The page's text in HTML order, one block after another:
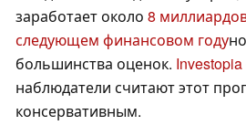
заработает около 8
следующем финансовом году
большинства оценок. Investopia
наблюдатели считают этот
консервативным.